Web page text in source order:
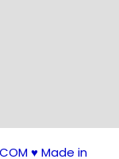
♥️ Made in